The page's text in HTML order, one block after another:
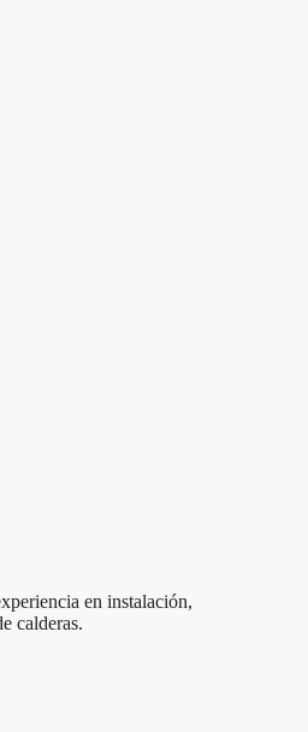
en instalación,
calderas.